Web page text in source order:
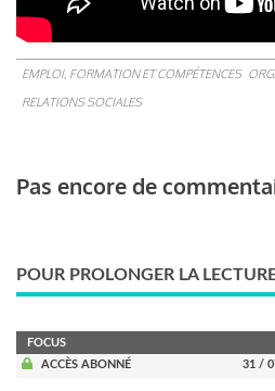
EMPLOI, FORMATION ET COMPÉTENCES
RELATIONS SOCIALES
Pas encore de
POUR PROLONGER LA
FOCUS
ACCÈS ABONNÉ
31 /